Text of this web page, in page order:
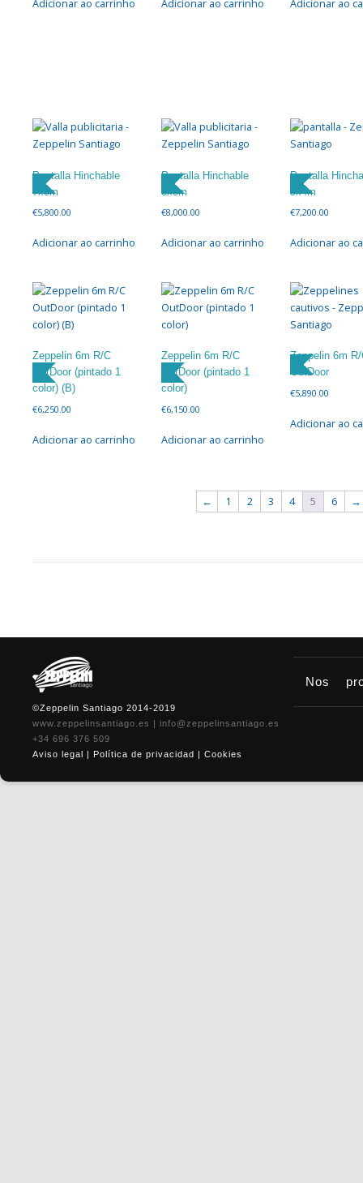
Adicionar ao carrinho Adicionar ao carrinho Adicionar ao
Pantalla Hinchable
7x5m
€5,800.00
Adicionar ao carrinho
Pantalla Hinchable
8x5m
€8,000.00
Adicionar ao carrinho
Pantalla
9x4m
€7,200.00
Adicionar ao
Zeppelin 6m R/C
OutDoor (pintado 1
color) (B)
€6,250.00
Adicionar ao carrinho
Zeppelin 6m R/C
OutDoor (pintado 1
color)
€6,150.00
Adicionar ao carrinho
Zeppelin 6m R/
OutDoor
€5,890.00
Adicionar ao
← 1 2 3 4 5 6 →
©Zeppelin Santiago 2014-2019
www.zeppelinsantiago.es | info@zeppelinsantiago.es
+34 696 376 509
Aviso legal | Política de privacidad | Cookies
Nos